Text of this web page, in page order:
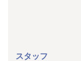
スタッフ